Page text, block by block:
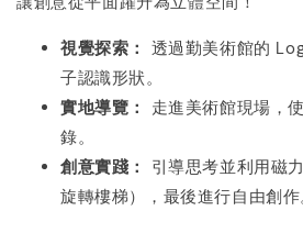
視覺探索： 透過勤美術館的
子認識形狀。
實地導覽：
走進美術館現場，
錄。
創意實踐：
引導思考並利用磁
旋轉樓梯），最後進行自由創作